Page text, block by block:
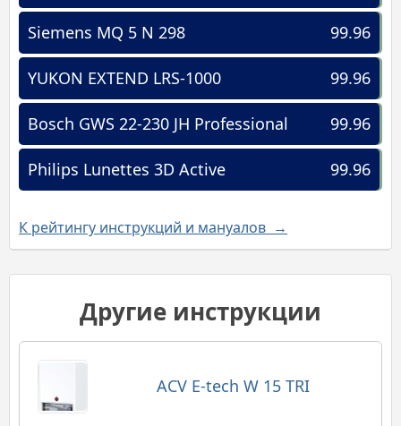
99.96
Siemens MQ 5 N 298
99.96
YUKON EXTEND LRS-1000
99.96
Bosch GWS 22-230 JH Professional
99.96
Philips Lunettes 3D Active
К рейтингу инструкций и мануалов →
Другие инструкции
ACV E-tech W 15 TRI